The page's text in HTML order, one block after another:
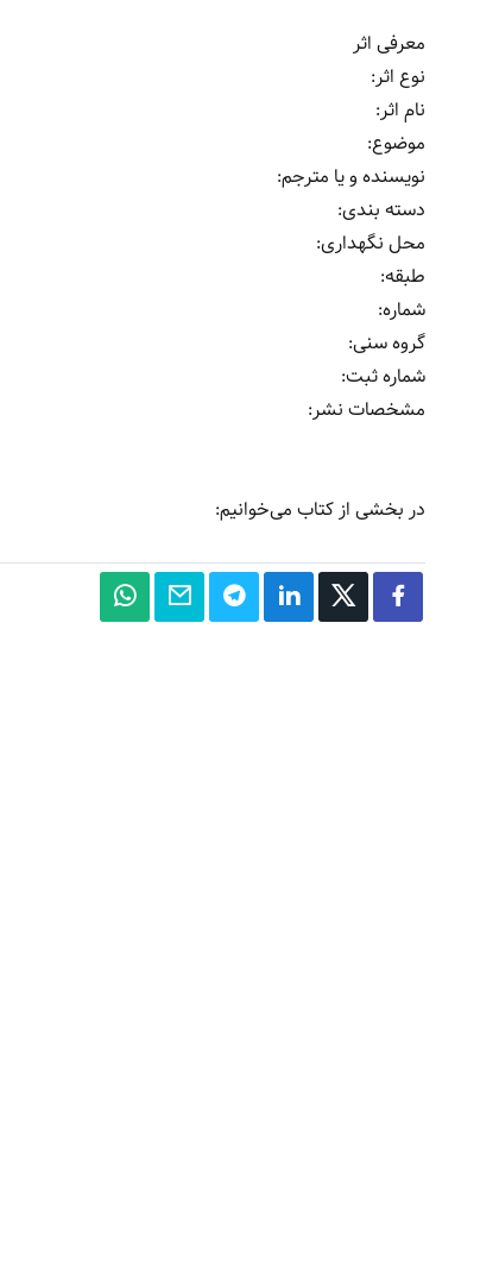
معرفی اثر
نوع اثر:
نام اثر:
موضوع:
نویسنده و یا مترجم:
دسته بندی:
محل نگهداری:
طبقه:
شماره:
گروه سنی:
شماره ثبت:
مشخصات نشر: ‏‫
در بخشی از کتاب می‌خوانیم: